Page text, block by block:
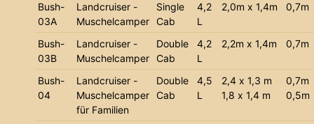
Bush-
03A
Landcruiser -
Muschelcamper
Single
Cab
4,2
L
2,0m x 1,4m 0,7m
Bush-
03B
Landcruiser -
Muschelcamper
Double
Cab
4,2
L
2,2m x 1,4m 0,7m
Bush-
04
Landcruiser -
Muschelcamper
für Familien
Double
Cab
4,5
L
2,4 x 1,3 m
1,8 x 1,4 m
0,7m
0,5m